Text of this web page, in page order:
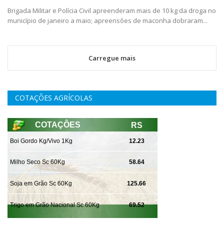
Brigada Militar e Polícia Civil apreenderam mais de 10 kg da droga no
município de janeiro a maio; apreensões de maconha dobraram...
Carregue mais
COTAÇÕES AGRÍCOLAS